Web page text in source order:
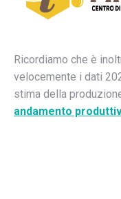
Ricordiamo che è
velocemente i dati
stima della
andamento